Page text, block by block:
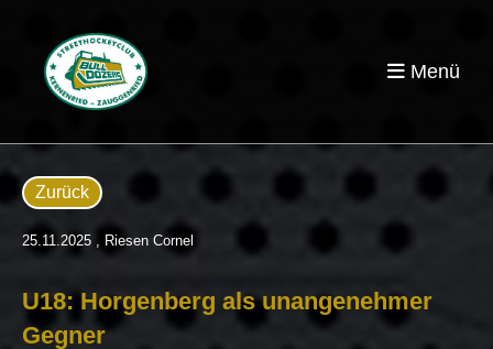
Menü
Zurück
25.11.2025 , Riesen Cornel
U18: Horgenberg als unangenehmer
Gegner